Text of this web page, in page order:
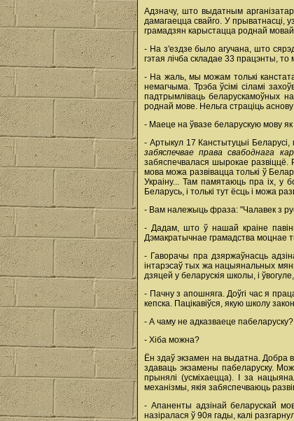
Адзначу, што выдатным
дамагаецца свайго. У прыватнасці,
грамадзян карыстацца роднай
- На з'ездзе было агучана, што
гэтая лічба складае 33 працэнты,
- На жаль, мы можам толькі
немагчыма. Трэба ўсімі сіламі
падтрымліваць беларускамоўных
роднай мове. Нельга страціць
- Маеце на ўвазе беларускую мову
- Артыкул 17 Канстытуцыі
забяспечвае права свабоднага
забяспечвалася шырокае развіццё.
мова можа развівацца толькі ў
Украіну... Там памятаюць пра іх, у
Беларусь, і толькі тут ёсць і можа
- Вам належыць фраза: "Чалавек з
- Дадам, што ў нашай краіне
Дэмакратычнае грамадства моцнае
- Гаворачы пра дзяржаўнасць
інтарэсаў тых жа нацыянальных
дзяцей у беларускія школы, і
- Пачну з апошняга. Доўгі час я
кепска. Пацікавіўся, якую школу
- А чаму не адказваеце пабеларуску?
- Хіба можна?
Ён здаў экзамен на выдатна. Добра
здаваць экзамены пабеларуску.
прынялі (усміхаецца). І за
механізмы, якія забяспечваюць
- Апаненты адзінай беларускай
назіралася ў 90я гады, калі